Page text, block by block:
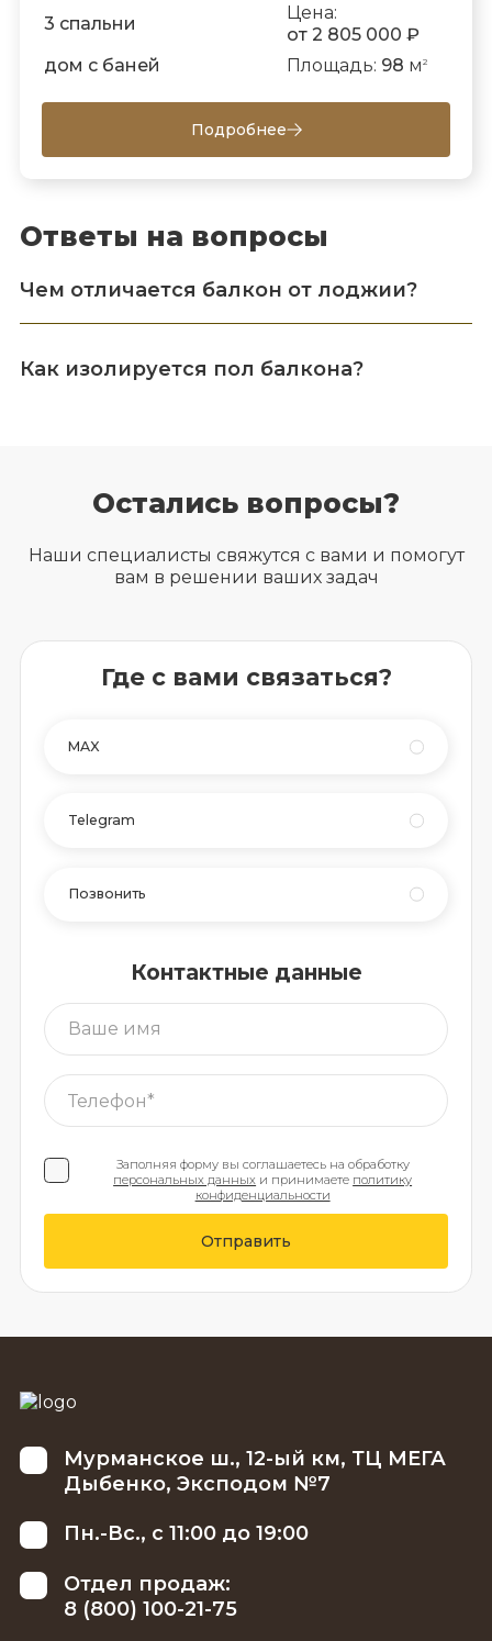
3 спальни
Цена:
от 2 805 000 ₽
дом с баней
Площадь: 98 м 2
Подробнее
Ответы на вопросы
Чем отличается балкон от лоджии?
Как изолируется пол балкона?
Остались вопросы?
Наши специалисты свяжутся с вами и помогут
вам в решении ваших задач
Где с вами связаться?
MAX
Telegram
Позвонить
Контактные данные
Заполняя форму вы соглашаетесь на обработку
персональных данных и принимаете политику
конфиденциальности
Отправить
Мурманское ш., 12-ый км, ТЦ МЕГА
Дыбенко, Эксподом №7
Пн.-Вс., с 11:00 до 19:00
Отдел продаж:
8 (800) 100-21-75